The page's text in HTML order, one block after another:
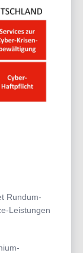
Rundum-
Leistungen